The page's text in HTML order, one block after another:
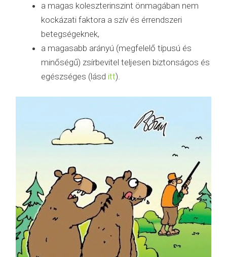
a magas koleszterinszint önmagában nem
kockázati faktora a szív és érrendszeri
betegségeknek,
a magasabb arányú (megfelelő típusú és
minőségű) zsírbevitel teljesen biztonságos és
egészséges (lásd itt).